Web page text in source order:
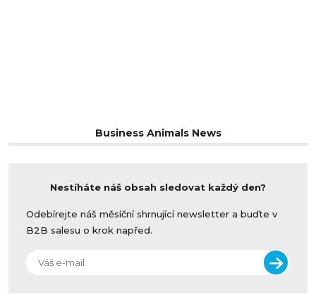
Business Animals News
Nestíháte náš obsah sledovat každý den?
Odebírejte náš měsíční shrnující newsletter a buďte v
B2B salesu o krok napřed.